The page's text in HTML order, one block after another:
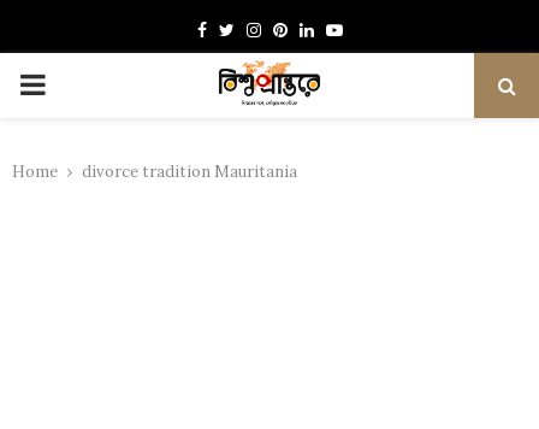
Facebook
TwitterInstagram
Pinterest
LinkedinYoutube
PRIMARY
Home divorce tradition Mauritania